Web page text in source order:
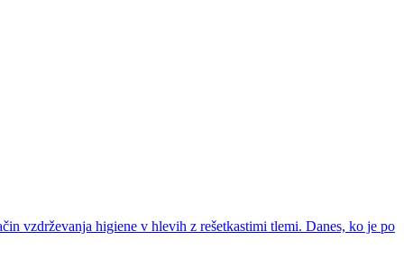
vzdrževanja higiene v hlevih z rešetkastimi tlemi. Danes, ko je po